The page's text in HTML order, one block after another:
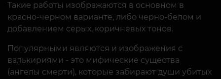
Такие работы изображаются в основном в
красно-черном варианте, либо черно-белом и
добавлением серых, коричневых тонов.
Популярными являются и изображения с
валькириями - это мифические существа
(ангелы смерти), которые забирают души убитых